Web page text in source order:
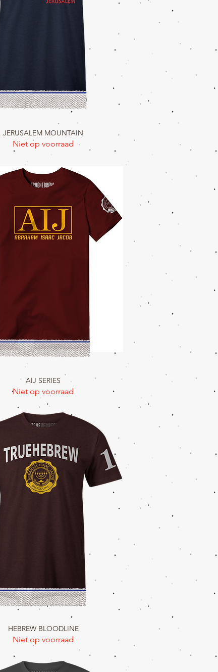
Snel overzicht
JERUSALEM MOUNTAIN
Niet op voorraad
Snel overzicht
AIJ SERIES
Niet op voorraad
Snel overzicht
HEBREW BLOODLINE
Niet op voorraad